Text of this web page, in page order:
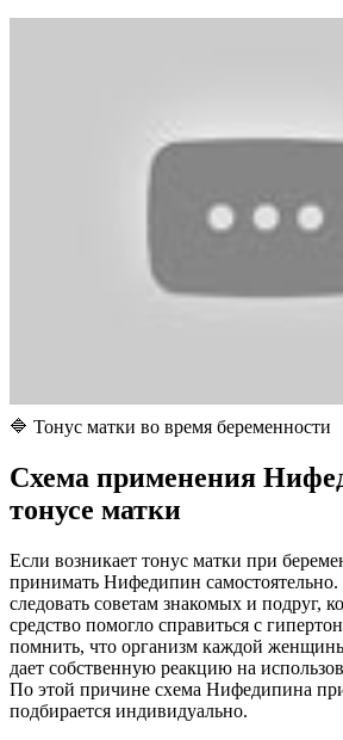
🔷 Тонус матки во время беременности
Схема применения
тонусе матки
Если возникает тонус матки при
принимать Нифедипин самостоятельно.
следовать советам знакомых и подруг,
средство помогло справиться с
помнить, что организм каждой
дает собственную реакцию на
По этой причине схема Нифедипина
подбирается индивидуально.